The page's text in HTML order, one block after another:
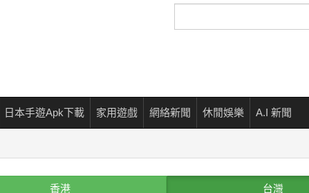
尋
日本手遊Apk下載 家用遊戲 網絡新聞 休閒娛樂 A.I 新聞
香港 台灣